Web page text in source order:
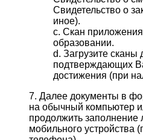
Свидетельство о
иное).
c. Скан
образовании.
d. Загрузите сканы
подтверждающих
достижения (при
7. Далее документы в
на обычный компьютер
продолжить заполнение
мобильного устройства